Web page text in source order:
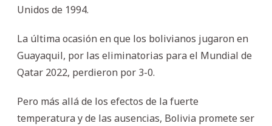
Unidos de 1994.
La última ocasión en que los bolivianos jugaron en
Guayaquil, por las eliminatorias para el Mundial de
Qatar 2022, perdieron por 3-0.
Pero más allá de los efectos de la fuerte
temperatura y de las ausencias, Bolivia promete ser